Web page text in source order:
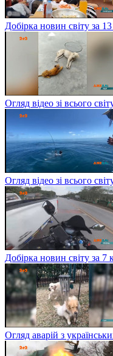
Добірка новин світу за
Огляд відео зі всього
Огляд відео зі всього
Добірка новин світу за 7
Огляд аварій з